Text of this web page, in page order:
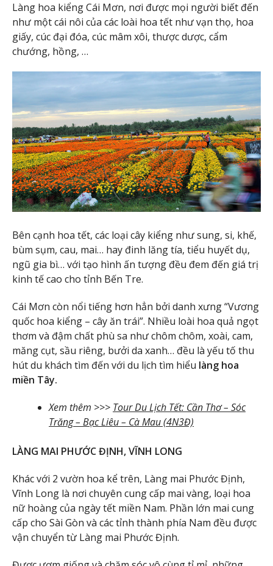
Làng hoa kiểng Cái Mơn, nơi được mọi người biết đến
như một cái nôi của các loài hoa tết như vạn thọ, hoa
giấy, cúc đại đóa, cúc mâm xôi, thược dược, cẩm
chướng, hồng, …
Bên cạnh hoa tết, các loại cây kiểng như sung, si, khế,
bùm sụm, cau, mai… hay đinh lăng tía, tiểu huyết dụ,
ngũ gia bì… với tạo hình ấn tượng đều đem đến giá trị
kinh tế cao cho tỉnh Bến Tre.
Cái Mơn còn nổi tiếng hơn hẳn bởi danh xưng “Vương
quốc hoa kiểng – cây ăn trái”. Nhiều loài hoa quả ngọt
thơm và đậm chất phù sa như chôm chôm, xoài, cam,
măng cụt, sầu riêng, bưởi da xanh… đều là yếu tố thu
hút du khách tìm đến với du lịch tìm hiểu làng hoa
miền Tây.
Xem thêm >>> Tour Du Lịch Tết: Cần Thơ – Sóc
Trăng – Bạc Liêu – Cà Mau (4N3Đ)
LÀNG MAI PHƯỚC ĐỊNH, VĨNH LONG
Khác với 2 vườn hoa kể trên, Làng mai Phước Định,
Vĩnh Long là nơi chuyên cung cấp mai vàng, loại hoa
nữ hoàng của ngày tết miền Nam. Phần lớn mai cung
cấp cho Sài Gòn và các tỉnh thành phía Nam đều được
vận chuyển từ Làng mai Phước Định.